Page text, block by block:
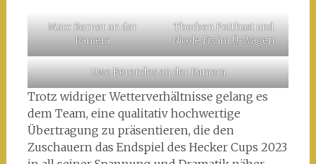
Marc Berner an der
Kamera
Thorben Potthast und
Nicole Fix im Ü-Wagen
Uwe Berendes an der Kamera
Trotz widriger Wetterverhältnisse gelang es
dem Team, eine qualitativ hochwertige
Übertragung zu präsentieren, die den
Zuschauern das Endspiel des Hecker Cups 2023